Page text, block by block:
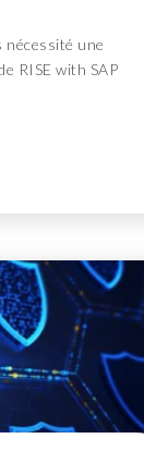
nécessité une
RISE with SAP